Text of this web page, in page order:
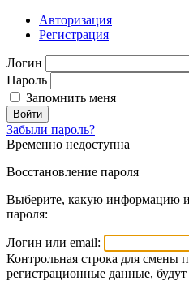
Авторизация
Регистрация
Логин
Пароль
Запомнить меня
Войти
Забыли пароль?
Временно недоступна
Восстановление пароля
Выберите, какую информацию
пароля:
Логин или email:
Контрольная строка для смены
регистрационные данные,